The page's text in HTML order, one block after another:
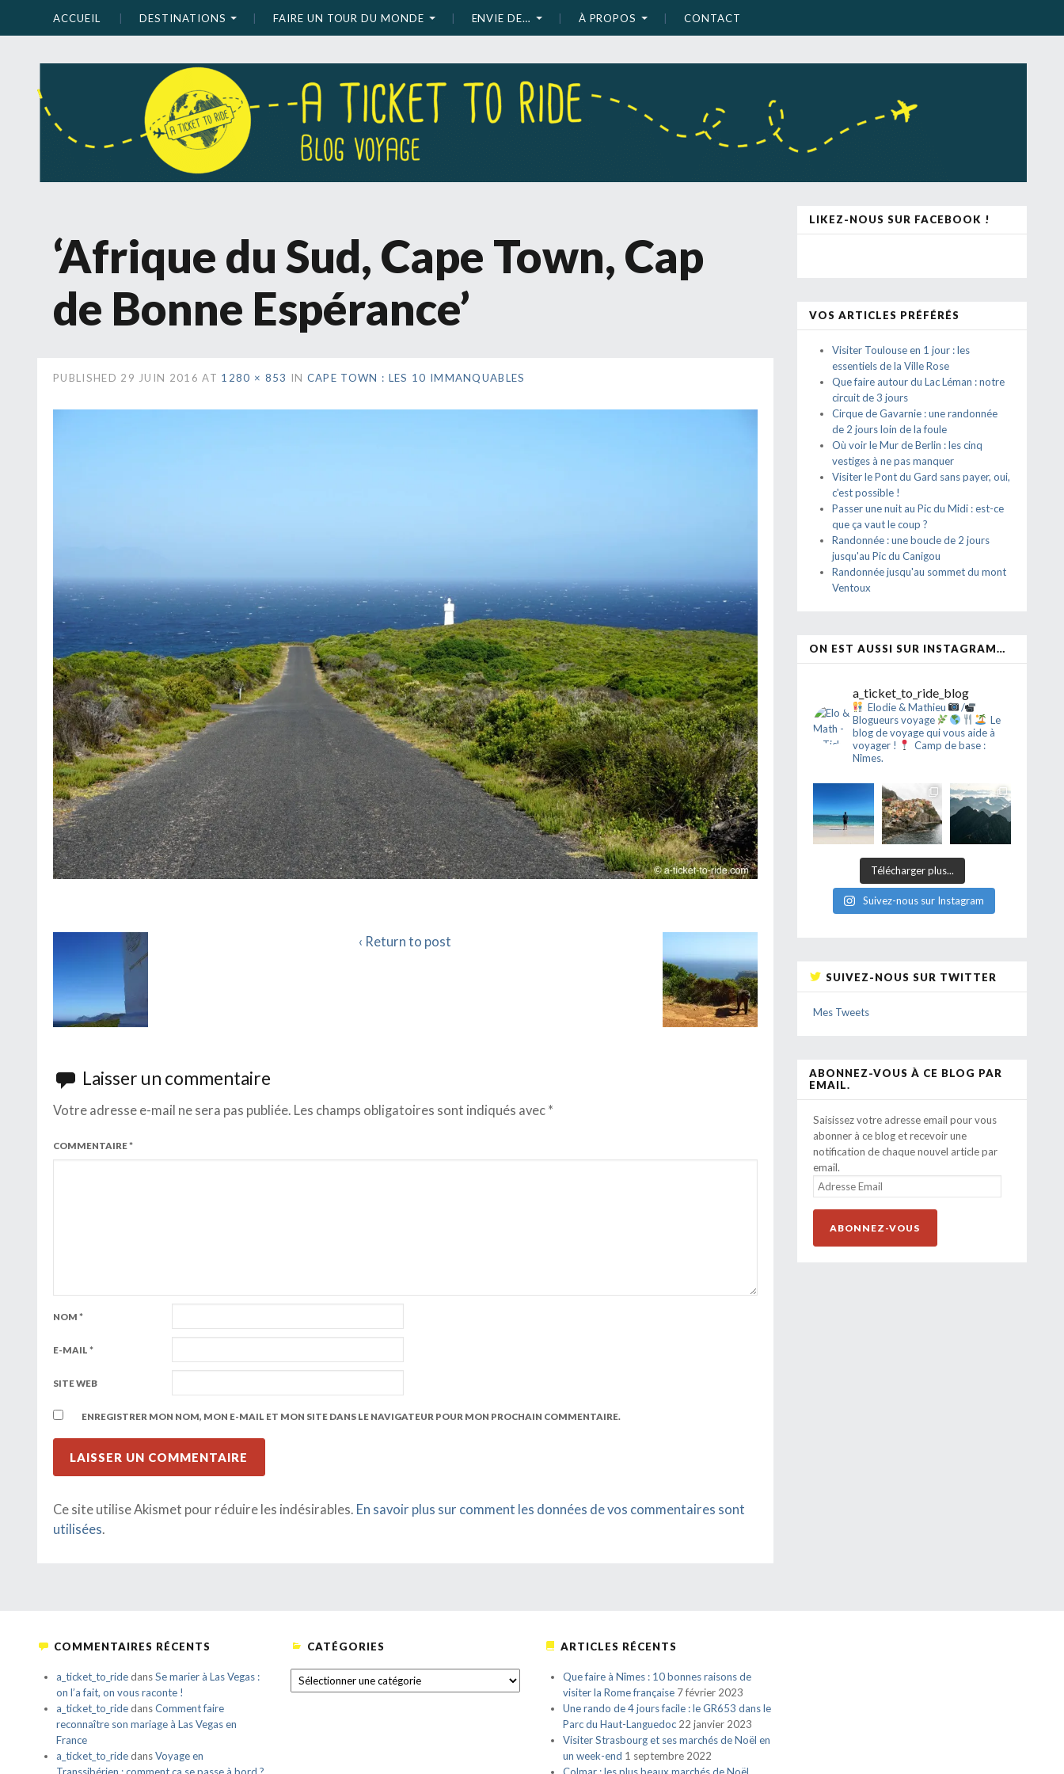
ACCUEIL DESTINATIONS FAIRE UN TOUR DU MONDE ENVIE DE… À PROPOS CONTACT
‘Afrique du Sud, Cape Town, Cap
de Bonne Espérance’
PUBLISHED 29 JUIN 2016 AT 1280 × 853 IN CAPE TOWN : LES 10 IMMANQUABLES
‹ Return to post
Laisser un commentaire
Votre adresse e-mail ne sera pas publiée. Les champs obligatoires sont indiqués avec *
COMMENTAIRE*
NOM *
E-MAIL *
SITE WEB
ENREGISTRER MON NOM, MON E-MAIL ET MON SITE DANS LE NAVIGATEUR POUR MON PROCHAIN COMMENTAIRE.
Ce site utilise Akismet pour réduire les indésirables. En savoir plus sur comment les données de vos commentaires sont
utilisées.
LIKEZ-NOUS SUR FACEBOOK !
VOS ARTICLES PRÉFÉRÉS
Visiter Toulouse en 1 jour : les
essentiels de la Ville Rose
Que faire autour du Lac Léman : notre
circuit de 3 jours
Cirque de Gavarnie : une randonnée
de 2 jours loin de la foule
Où voir le Mur de Berlin : les cinq
vestiges à ne pas manquer
Visiter le Pont du Gard sans payer, oui,
c'est possible !
Passer une nuit au Pic du Midi : est-ce
que ça vaut le coup ?
Randonnée : une boucle de 2 jours
jusqu'au Pic du Canigou
Randonnée jusqu'au sommet du mont
Ventoux
ON EST AUSSI SUR INSTAGRAM…
a_ticket_to_ride_blog
Elodie & Mathieu
/
Blogueurs voyage
Le
blog de voyage qui vous aide à
voyager !
Camp de base :
Nîmes.
Télécharger plus...
Suivez-nous sur Instagram
SUIVEZ-NOUS SUR TWITTER
Mes Tweets
ABONNEZ-VOUS À CE BLOG PAR
EMAIL.
Saisissez votre adresse email pour vous
abonner à ce blog et recevoir une
notification de chaque nouvel article par
email.
ADRESSE
EMAIL
ABONNEZ-VOUS
COMMENTAIRES RÉCENTS
a_ticket_to_ridedansSe marier à Las Vegas :
on l’a fait, on vous raconte !
a_ticket_to_ridedansComment faire
reconnaître son mariage à Las Vegas en
France
a_ticket_to_ridedansVoyage en
CATÉGORIES
CATÉGORIES
ARTICLES RÉCENTS
Que faire à Nîmes : 10 bonnes raisons de
visiter la Rome française 7 février 2023
Une rando de 4 jours facile : le GR653 dans le
Parc du Haut-Languedoc 22 janvier 2023
Visiter Strasbourg et ses marchés de Noël en
un week-end 1 septembre 2022